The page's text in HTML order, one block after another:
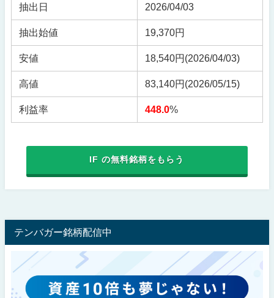
抽出日 2026/04/03
抽出始値 19,370円
安値 18,540円 (2026/04/03)
高値 83,140円 (2026/05/15)
利益率 448.0%
IF の無料銘柄をもらう
テンバガー銘柄配信中